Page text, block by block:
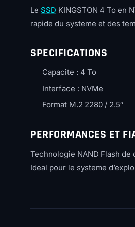
Le SSD KINGSTON 4 To en
rapide du systeme et des
SPECIFICATIONS
Capacite : 4 To
Interface : NVMe
Format M.2 2280 / 2.5″
PERFORMANCES ET
Technologie NAND Flash
Ideal pour le systeme